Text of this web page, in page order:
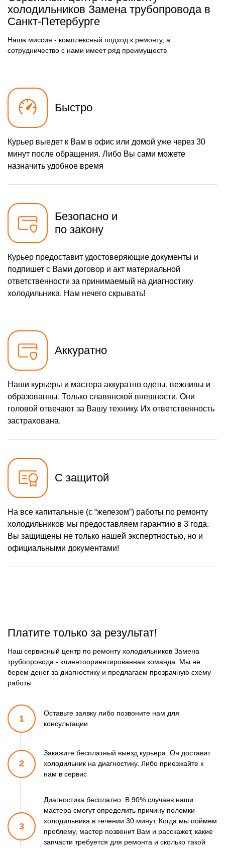
Замена электросхемы
590 р
Замена нагревателя
оттайки
500 р
холодильников Замена трубопровода в
Санкт-Петербурге
Наша миссия - комплексный подход к ремонту, а
сотрудничество с нами имеет ряд преимуществ
Быстро
Курьер выедет к Вам в офис или домой уже через 30
минут после обращения. Либо Вы сами можете
назначить удобное время
Безопасно и
по закону
Курьер предоставит удостоверяющие документы и
подпишет с Вами договор и акт материальной
ответственности за принимаемый на диагностику
холодильника. Нам нечего скрывать!
Аккуратно
Наши курьеры и мастера аккуратно одеты, вежливы и
образованны. Только славянской внешности. Они
головой отвечают за Вашу технику. Их ответственность
застрахована.
С защитой
На все капитальные (с “железом”) работы по ремонту
холодильников мы предоставляем гарантию в 3 года.
Вы защищены не только нашей экспертностью, но и
официальными документами!
Платите только за результат!
Наш сервисный центр по ремонту холодильников Замена
трубопровода - клиентоориентированная команда. Мы не
берем денег за диагностику и предлагаем прозрачную схему
работы
1
Оставьте заявку либо позвоните нам для
консультации
2
Закажите бесплатный выезд курьера. Он доставит
холодильник на диагностику. Либо приезжайте к
нам в сервис
3
Диагностика бесплатно. В 90% случаев наши
мастера смогутопределить причину поломки
холодильника в течении 30 минут. Когда мы поймем
проблему, мастер позвонит Вам и расскажет, какие
запчасти требуется для ремонта и сколько такой